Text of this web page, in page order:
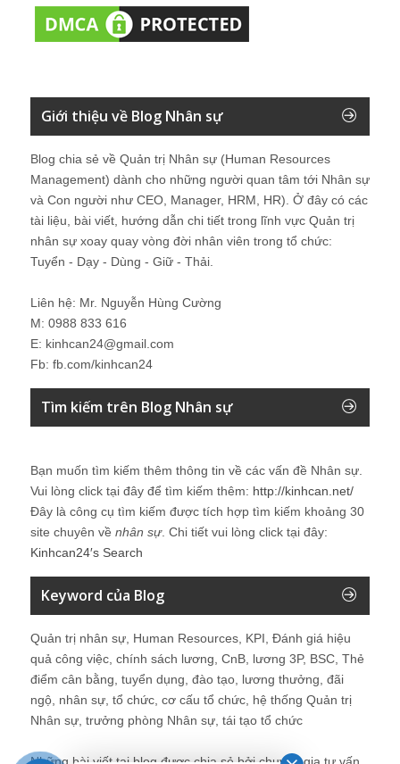
Giới thiệu về Blog Nhân sự
Blog chia sẻ về Quản trị Nhân sự (Human Resources
Management) dành cho những người quan tâm tới Nhân sự
và Con người như CEO, Manager, HRM, HR). Ở đây có các
tài liệu, bài viết, hướng dẫn chi tiết trong lĩnh vực Quản trị
nhân sự xoay quay vòng đời nhân viên trong tổ chức:
Tuyển - Dạy - Dùng - Giữ - Thải.
Liên hệ: Mr. Nguyễn Hùng Cường
M: 0988 833 616
E: kinhcan24@gmail.com
Fb: fb.com/kinhcan24
Tìm kiếm trên Blog Nhân sự
Bạn muốn tìm kiếm thêm thông tin về các vấn đề Nhân sự.
Vui lòng click tại đây để tìm kiếm thêm: http://kinhcan.net/
Đây là công cụ tìm kiếm được tích hợp tìm kiếm khoảng 30
site chuyên về nhân sự. Chi tiết vui lòng click tại đây:
Kinhcan24′s Search
Keyword của Blog
Quản trị nhân sự, Human Resources, KPI, Đánh giá hiệu
quả công việc, chính sách lương, CnB, lương 3P, BSC, Thẻ
điểm cân bằng, tuyển dụng, đào tạo, lương thưởng, đãi
ngộ, nhân sự, tổ chức, cơ cấu tổ chức, hệ thống Quản trị
Nhân sự, trưởng phòng Nhân sự, tái tạo tổ chức